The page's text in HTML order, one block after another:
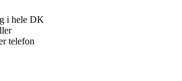
i hele DK
telefon